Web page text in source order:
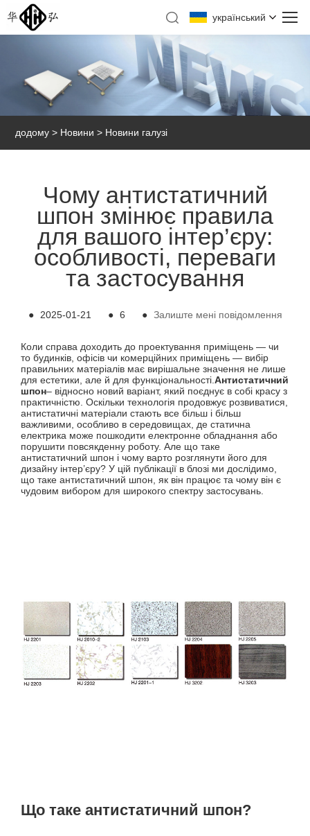
український
додому > Новини > Новини галузі
Чому антистатичний
шпон змінює правила
для вашого інтер’єру:
особливості, переваги
та застосування
● 2025-01-21 ● 6 ● Залиште мені повідомлення
Коли справа доходить до проектування приміщень — чи
то будинків, офісів чи комерційних приміщень — вибір
правильних матеріалів має вирішальне значення не лише
для естетики, але й для функціональності.Антистатичний
шпон– відносно новий варіант, який поєднує в собі красу з
практичністю. Оскільки технологія продовжує розвиватися,
антистатичні матеріали стають все більш і більш
важливими, особливо в середовищах, де статична
електрика може пошкодити електронне обладнання або
порушити повсякденну роботу. Але що таке
антистатичний шпон і чому варто розглянути його для
дизайну інтер’єру? У цій публікації в блозі ми дослідимо,
що таке антистатичний шпон, як він працює та чому він є
чудовим вибором для широкого спектру застосувань.
Що таке антистатичний шпон?